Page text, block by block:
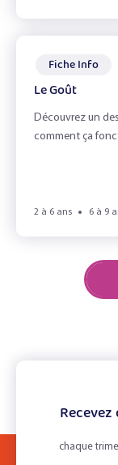
Fiche Info
Le Goût
Découvrez un
comment ça
2 à 6 ans 6 à 9
chaque